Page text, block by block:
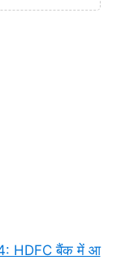
HDFC बैंक में आ